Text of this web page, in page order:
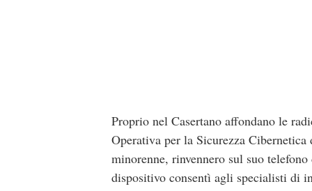
Proprio nel Casertano affondano le
Operativa per la Sicurezza
minorenne, rinvennero sul suo
dispositivo consentì agli specialisti di